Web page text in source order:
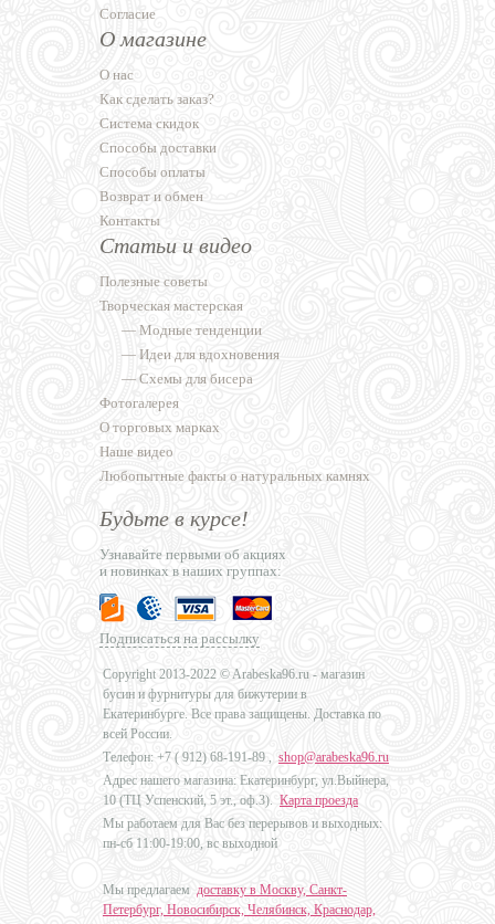
Согласие
О магазине
О нас
Как сделать заказ?
Система скидок
Способы доставки
Способы оплаты
Возврат и обмен
Контакты
Статьи и видео
Полезные советы
Творческая мастерская
— Модные тенденции
— Идеи для вдохновения
— Схемы для бисера
Фотогалерея
О торговых марках
Наше видео
Любопытные факты о натуральных камнях
Будьте в курсе!
Узнавайте первыми об акциях
и новинках в наших группах:
Подписаться на рассылку
Copyright 2013-2022 © Arabeska96.ru - магазин
бусин и фурнитуры для бижутерии в
Екатеринбурге. Все права защищены. Доставка по
всей России.
Телефон: +7 ( 912) 68-191-89 , shop@arabeska96.ru
Адрес нашего магазина: Екатеринбург, ул.Выйнера,
10 (ТЦ Успенский, 5 эт., оф.3). Карта проезда
Мы работаем для Вас без перерывов и выходных:
пн-сб 11:00-19:00, вс выходной
Мы предлагаем доставку в Москву, Санкт-
Петербург, Новосибирск, Челябинск, Краснодар,